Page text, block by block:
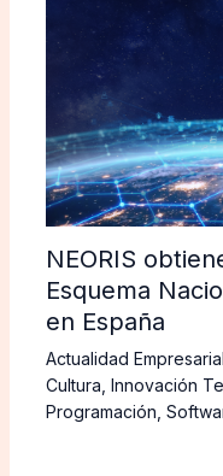
NEORIS
Esquema
en España
Actualidad Empresarial
Cultura Innovación
Programación